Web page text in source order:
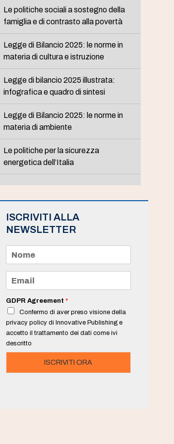
Le politiche sociali a sostegno della
famiglia e di contrasto alla povertà
Legge di Bilancio 2025: le norme in
materia di cultura e istruzione
Legge di bilancio 2025 illustrata:
infografica e quadro di sintesi
Legge di Bilancio 2025: le norme in
materia di ambiente
Le politiche per la sicurezza
energetica dell’Italia
ISCRIVITI ALLA
NEWSLETTER
m
e
a
i
*
GDPR Agreement *
Confermo di aver preso visione della
privacy policy di Innovative Publishing e
accetto il trattamento dei dati come ivi
descritto
ISCRIVITI ORA